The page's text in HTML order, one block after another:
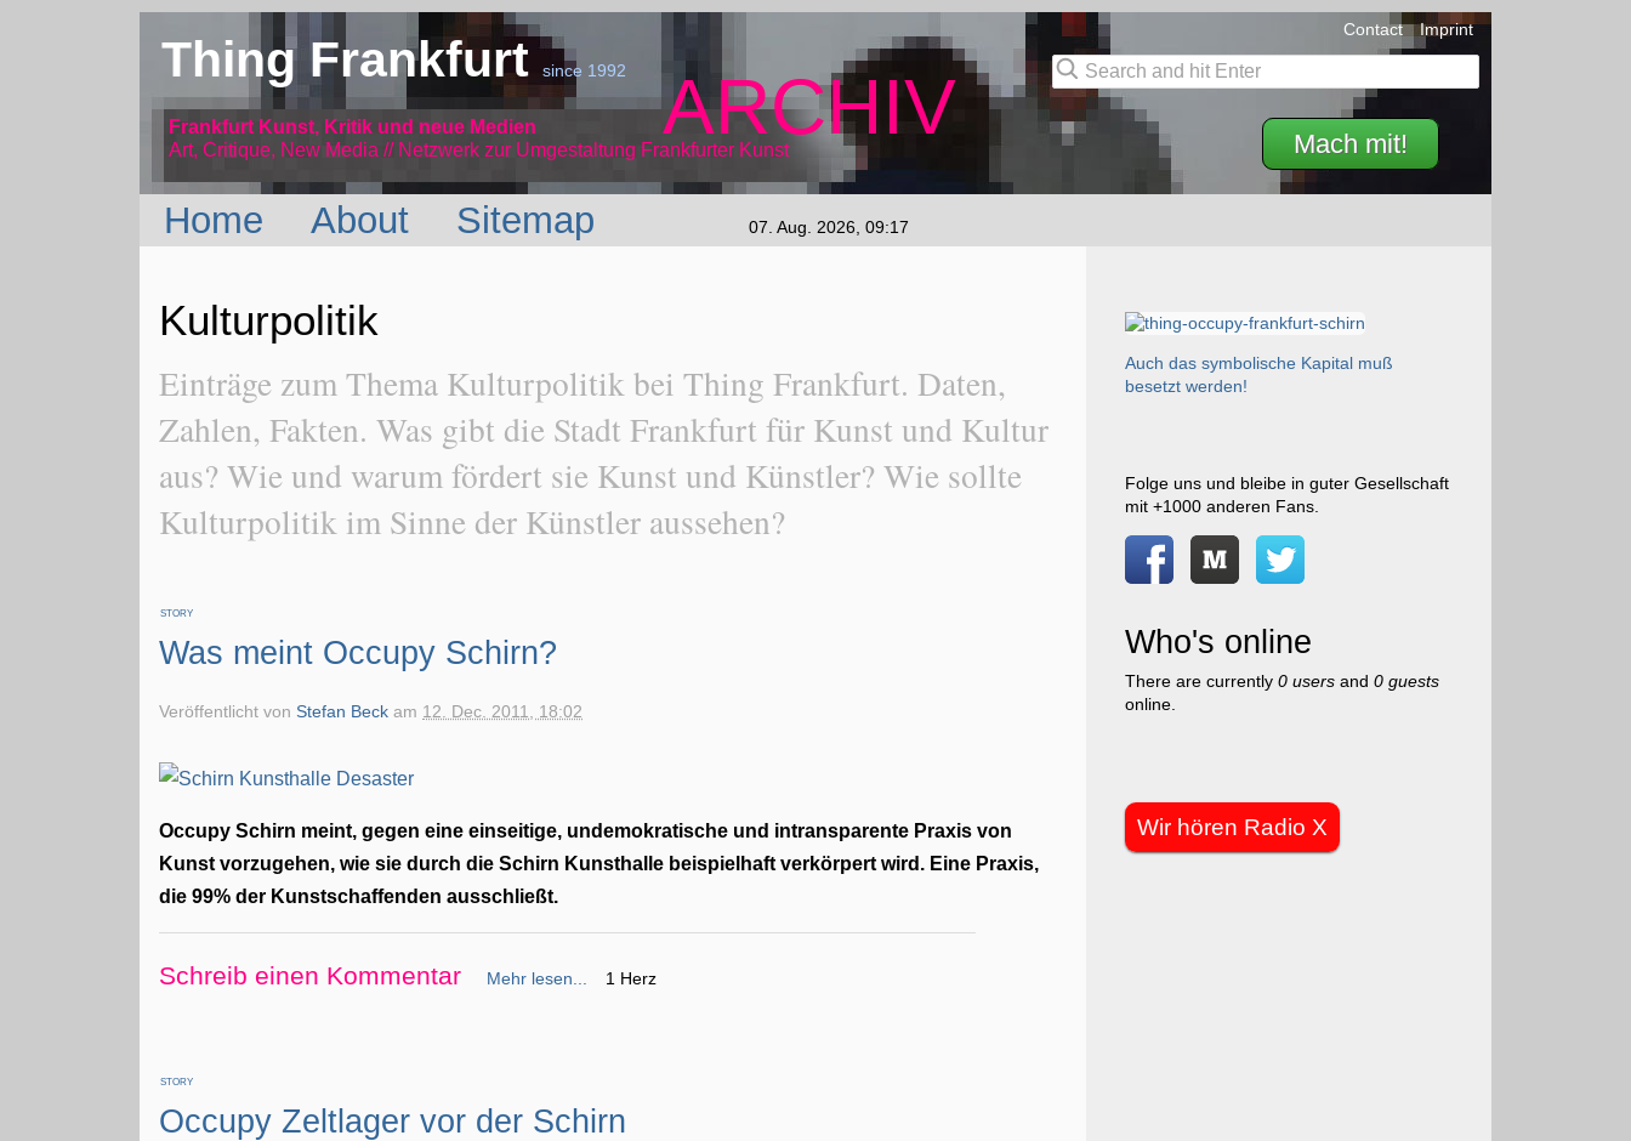
Thing Frankfurtsince 1992
Frankfurt Kunst, Kritik und neue Medien
Art, Critique, New Media // Netzwerk
ARCHIV
zur Umgestaltung Frankfurter Kunst Mach mit!
Contact Imprint
Home About Sitemap 07. Aug. 2026, 09:17
Kulturpolitik
Einträge zum Thema Kulturpolitik bei Thing Frankfurt. Daten,
Zahlen, Fakten. Was gibt die Stadt Frankfurt für Kunst und Kultur
aus? Wie und warum fördert sie Kunst und Künstler? Wie sollte
Kulturpolitik im Sinne der Künstler aussehen?
STORY
Was meint Occupy Schirn?
Veröffentlicht vonStefan Beck am 12. Dec. 2011, 18:02
Occupy Schirn meint, gegen eine einseitige, undemokratische und intransparente Praxis von
Kunst vorzugehen, wie sie durch die Schirn Kunsthalle beispielhaft verkörpert wird. Eine Praxis,
die 99% der Kunstschaffenden ausschließt.
Schreib einen Kommentar Mehr lesen... 1 Herz
STORY
Occupy Zeltlager vor der Schirn
Auch das symbolische Kapital muß
besetzt werden!
Folge uns und bleibe in guter Gesellschaft
mit +1000 anderen Fans.
Who's online
There are currently 0 usersand 0 guests
online.
Wir hören Radio X